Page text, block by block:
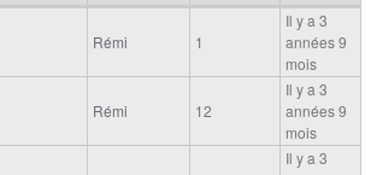
Rémi 1
Il y a 3
années 9
mois
Rémi 12
Il y a 3
années 9
mois
Il y a 3